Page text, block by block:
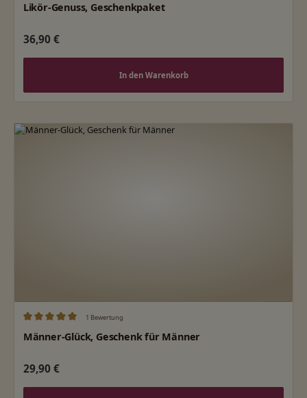
Likör-Genuss, Geschenkpaket
Regulärer Preis:
36,90 €
In den Warenkorb
1 Bewertung
Männer-Glück, Geschenk für Männer
Regulärer Preis:
29,90 €